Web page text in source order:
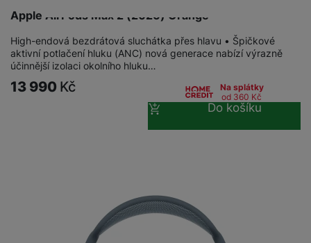
Apple AirPods Max 2 (2026) Orange
High-endová bezdrátová sluchátka přes hlavu • Špičkové
aktivní potlačení hluku (ANC) nová generace nabízí výrazně
účinnější izolaci okolního hluku…
13 990 Kč
Na splátky
od 360 Kč
Do košíku